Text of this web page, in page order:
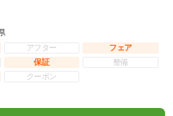
アフター
フェア
保証
整備
クーポン